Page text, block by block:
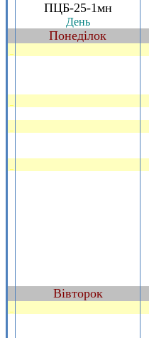
ПЦБ-25-1мн
День
Понедiлок
Вiвторок